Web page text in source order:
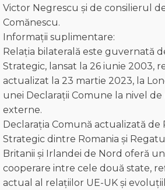
Victor Negrescu și de consilierul
Comănescu.
Informații suplimentare:
Relația bilaterală este guvernată
Strategic, lansat la 26 iunie 2003,
actualizat la 23 martie 2023, la
unei Declarații Comune la nivel de
externe.
Declarația Comună actualizată de
Strategic dintre Romania și
Britanii și Irlandei de Nord oferă
cooperare intre cele două state,
actual al relațiilor UE-UK și